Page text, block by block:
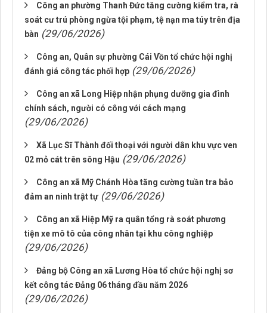
Công an phường Thanh Đức tăng cường kiểm tra, rà
soát cư trú phòng ngừa tội phạm, tệ nạn ma túy trên địa
bàn (29/06/2026)
Công an, Quân sự phường Cái Vồn tổ chức hội nghị
đánh giá công tác phối hợp (29/06/2026)
Công an xã Long Hiệp nhận phụng dưỡng gia đình
chính sách, người có công với cách mạng
(29/06/2026)
Xã Lục Sĩ Thành đối thoại với người dân khu vực ven
02 mỏ cát trên sông Hậu (29/06/2026)
Công an xã Mỹ Chánh Hòa tăng cường tuần tra bảo
đảm an ninh trật tự (29/06/2026)
Công an xã Hiệp Mỹ ra quân tổng rà soát phương
tiện xe mô tô của công nhân tại khu công nghiệp
(29/06/2026)
Đảng bộ Công an xã Lương Hòa tổ chức hội nghị sơ
kết công tác Đảng 06 tháng đầu năm 2026
(29/06/2026)